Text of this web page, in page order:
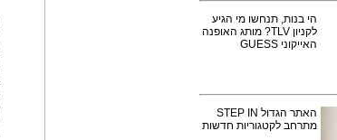
הי בנות, תנחשו מי הגיע
לקניון TLV? מותג האופנה
האייקוני GUESS
האתר הגדול STEP IN
מתרחב לקטגוריות חדשות